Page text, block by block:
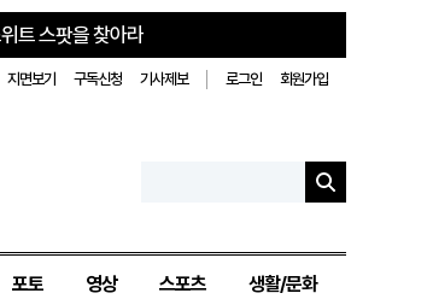
트 스팟을 찾아라
지면보기 구독신청 기사제보 로그인 회원가입
포토 영상 스포츠 생활/문화